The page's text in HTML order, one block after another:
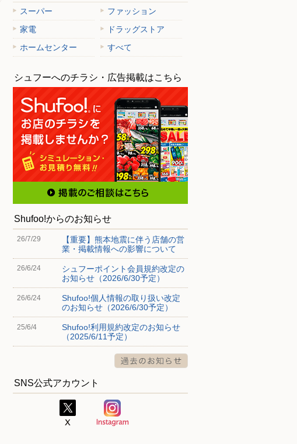
スーパー
ファッション
家電
ドラッグストア
ホームセンター
すべて
シュフーへのチラシ・広告掲載はこちら
Shufoo!からのお知らせ
26/7/29
【重要】熊本地震に伴う店舗の営
業・掲載情報への影響について
26/6/24
シュフーポイント会員規約改定の
お知らせ（2026/6/30予定）
26/6/24
Shufoo!個人情報の取り扱い改定
のお知らせ（2026/6/30予定）
25/6/4
Shufoo!利用規約改定のお知らせ
（2025/6/11予定）
SNS公式アカウント